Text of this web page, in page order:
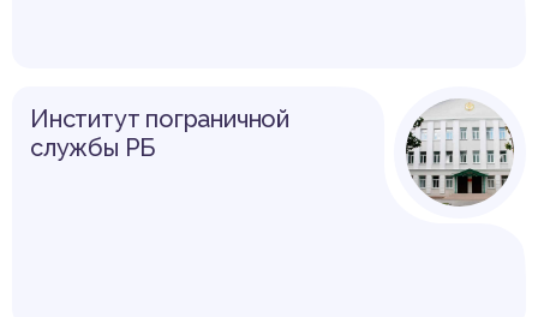
Институт пограничной
службы РБ